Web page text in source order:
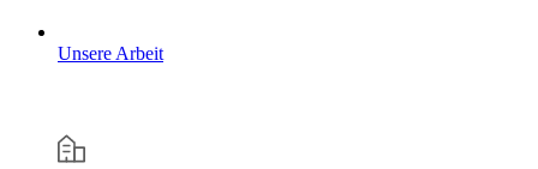
Unsere Arbeit